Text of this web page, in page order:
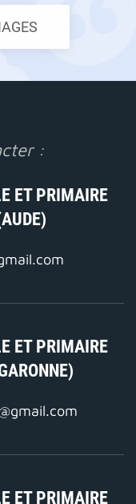
:
ET PRIMAIRE
ET PRIMAIRE
ET PRIMAIRE